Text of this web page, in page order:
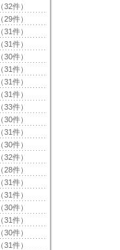
（32件）
（29件）
（31件）
（31件）
（30件）
（31件）
（31件）
（31件）
（33件）
（30件）
（31件）
（30件）
（32件）
（28件）
（31件）
（31件）
（30件）
（31件）
（30件）
（31件）